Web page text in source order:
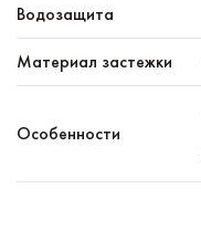
Водозащита
Материал застежки
Особенности